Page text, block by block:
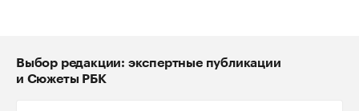
Выбор редакции: экспертные публикации
и Сюжеты РБК